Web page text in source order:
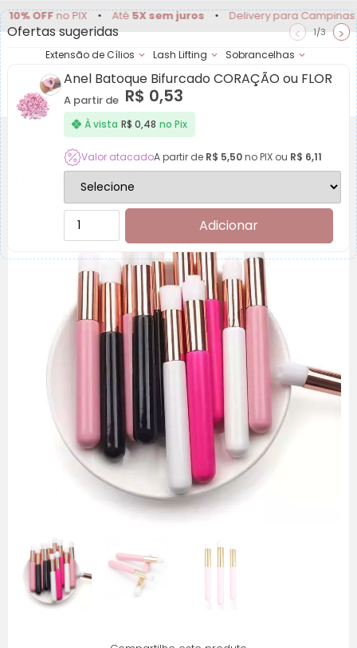
no PIX • Até5X sem juros • Delivery para Campinas e
Extensão de Cílios Lash Lifting Sobrancelhas
Achadinhos Minha
Pincel de Higienização
Ofertas sugeridas < 1/3 >
Anel Batoque Bifurcado CORAÇÃO ou FLOR
A partir de R$ 0,53
À vista R$ 0,48 no Pix
Valor atacadoA partir de R$ 5,50no PIX ou R$ 6,11
Adicionar